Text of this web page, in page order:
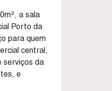
a sala
Porto da
para quem
central,
serviços da
e